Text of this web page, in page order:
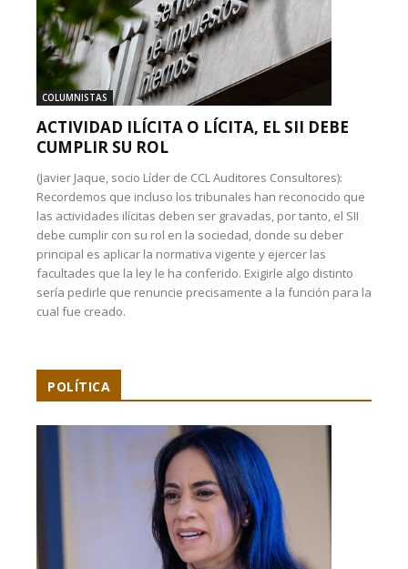
COLUMNISTAS
ACTIVIDAD ILÍCITA O LÍCITA, EL SII DEBE
CUMPLIR SU ROL
(Javier Jaque, socio Líder de CCL Auditores Consultores):
Recordemos que incluso los tribunales han reconocido que
las actividades ilícitas deben ser gravadas, por tanto, el SII
debe cumplir con su rol en la sociedad, donde su deber
principal es aplicar la normativa vigente y ejercer las
facultades que la ley le ha conferido. Exigirle algo distinto
sería pedirle que renuncie precisamente a la función para la
cual fue creado.
POLÍTICA